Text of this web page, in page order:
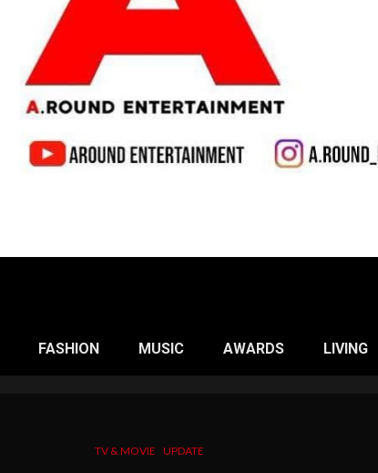
FASHION MUSIC AWARDS LIVING
TV & MOVIE UPDATE